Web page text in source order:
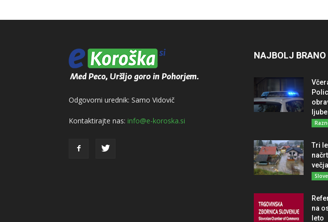
Odgovorni urednik: Samo Vidovič
Kontaktirajte nas: info@e-koroska.si
NAJBOLJ BRANO
Tri
na
leto